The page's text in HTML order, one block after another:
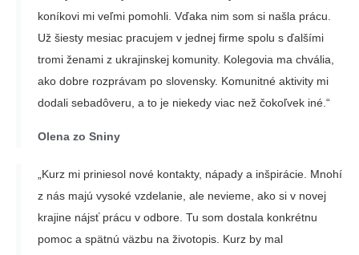
koníkovi mi veľmi pomohli. Vďaka nim som si našla prácu.
Už šiesty mesiac pracujem v jednej firme spolu s ďalšími
tromi ženami z ukrajinskej komunity. Kolegovia ma chvália,
ako dobre rozprávam po slovensky. Komunitné aktivity mi
dodali sebadôveru, a to je niekedy viac než čokoľvek iné.“
Olena zo Sniny
„Kurz mi priniesol nové kontakty, nápady a inšpirácie. Mnohí
z nás majú vysoké vzdelanie, ale nevieme, ako si v novej
krajine nájsť prácu v odbore. Tu som dostala konkrétnu
pomoc a spätnú väzbu na životopis. Kurz by mal